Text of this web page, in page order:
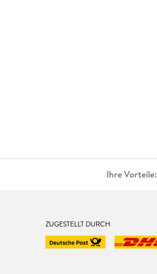
Ihre Vorteile:
ZUGESTELLT DURCH